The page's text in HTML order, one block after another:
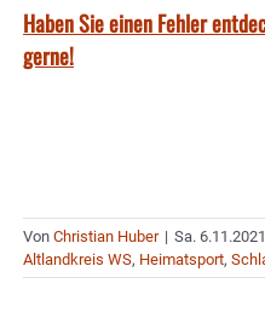
Haben Sie einen Fehler
gerne!
Von Christian Huber | Sa.
Altlandkreis WS, Heimatsport,